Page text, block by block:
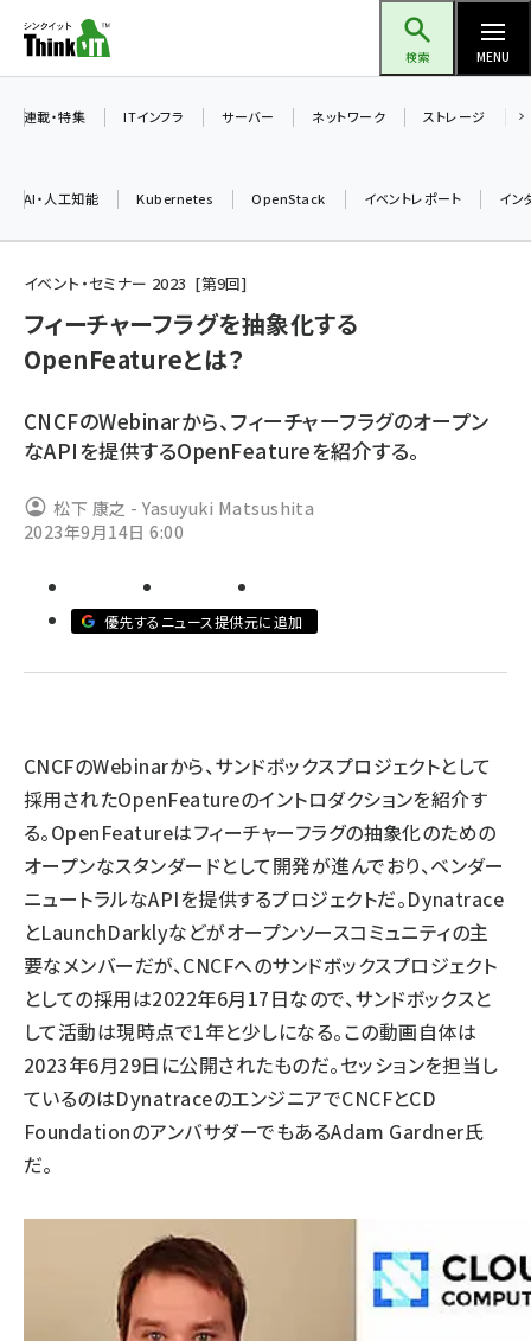
ン
ツ
検索 MENU
加藤銘のチーム貢献～仲間と築いた勝利の絆～ (2287)
iot女子会 (2243)
drupal (1921)
ai crunch (1336)
連載・特集 ITインフラ サーバー ネットワーク ストレージ
AI・人工知能 Kubernetes OpenStack イベントレポート イン
イベント・セミナー 2023 第9回
フィーチャーフラグを抽象化する
OpenFeatureとは？
CNCFのWebinarから、フィーチャーフラグのオープン
なAPIを提供するOpenFeatureを紹介する。
松下 康之 - Yasuyuki Matsushita
2023年9月14日 6:00
優先するニュース提供元に追加
CNCFのWebinarから、サンドボックスプロジェクトとして
採用されたOpenFeatureのイントロダクションを紹介す
る。OpenFeatureはフィーチャーフラグの抽象化のための
オープンなスタンダードとして開発が進んでおり、ベンダー
ニュートラルなAPIを提供するプロジェクトだ。Dynatrace
とLaunchDarklyなどがオープンソースコミュニティの主
要なメンバーだが、CNCFへのサンドボックスプロジェクト
としての採用は2022年6月17日なので、サンドボックスと
して活動は現時点で1年と少しになる。この動画自体は
2023年6月29日に公開されたものだ。セッションを担当し
ているのはDynatraceのエンジニアでCNCFとCD
FoundationのアンバサダーでもあるAdam Gardner氏
だ。